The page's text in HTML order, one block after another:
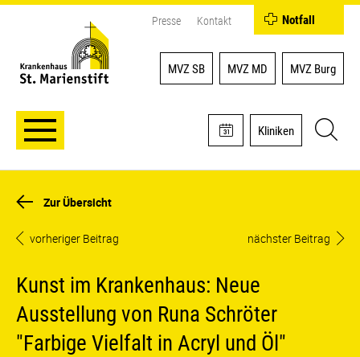
Presse Kontakt
Kliniken
MVZ SB MVZ MD MVZ Burg
Notfall
Zur Übersicht
vorheriger Beitrag nächster Beitrag
Kunst im Krankenhaus: Neue
Ausstellung von Runa Schröter
"Farbige Vielfalt in Acryl und Öl"